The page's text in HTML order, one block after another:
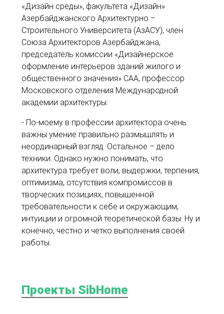
«Дизайн среды», факультета «Дизайн»
Азербайджанского Архитектурно –
Строительного Университета (АзАСУ), член
Союза Архитекторов Азербайджана,
председатель комиссии «Дизайнерское
оформление интерьеров зданий жилого и
общественного значения» САА, профессор
Московского отделения Международной
академии архитектуры.
- По-моему в профессии архитектора очень
важны умение правильно размышлять и
неординарный взгляд. Остальное – дело
техники. Однако нужно понимать, что
архитектура требует воли, выдержки, терпения,
оптимизма, отсутствия компромиссов в
творческих позициях, повышенной
требовательности к себе и окружающим,
интуиции и огромной теоретической базы. Ну и
конечно, честно и четко выполнения своей
работы.
Проекты SibHome